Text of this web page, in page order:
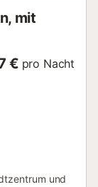
mit
€ pro Nacht
und